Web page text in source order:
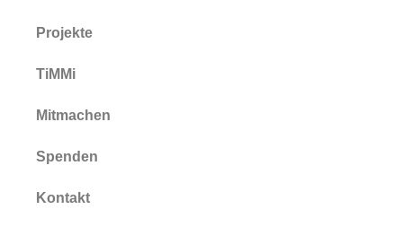
Projekte
TiMMi
Mitmachen
Spenden
Kontakt